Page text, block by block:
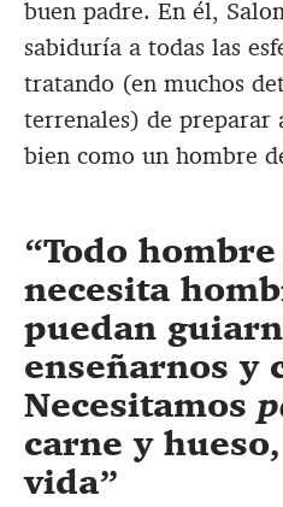
buen padre. En él,
sabiduría a todas las
tratando (en muchos
terrenales) de
bien como un hombre
Todo
necesita
puedan
enseñarnos y
Necesitamos
carne y
vida